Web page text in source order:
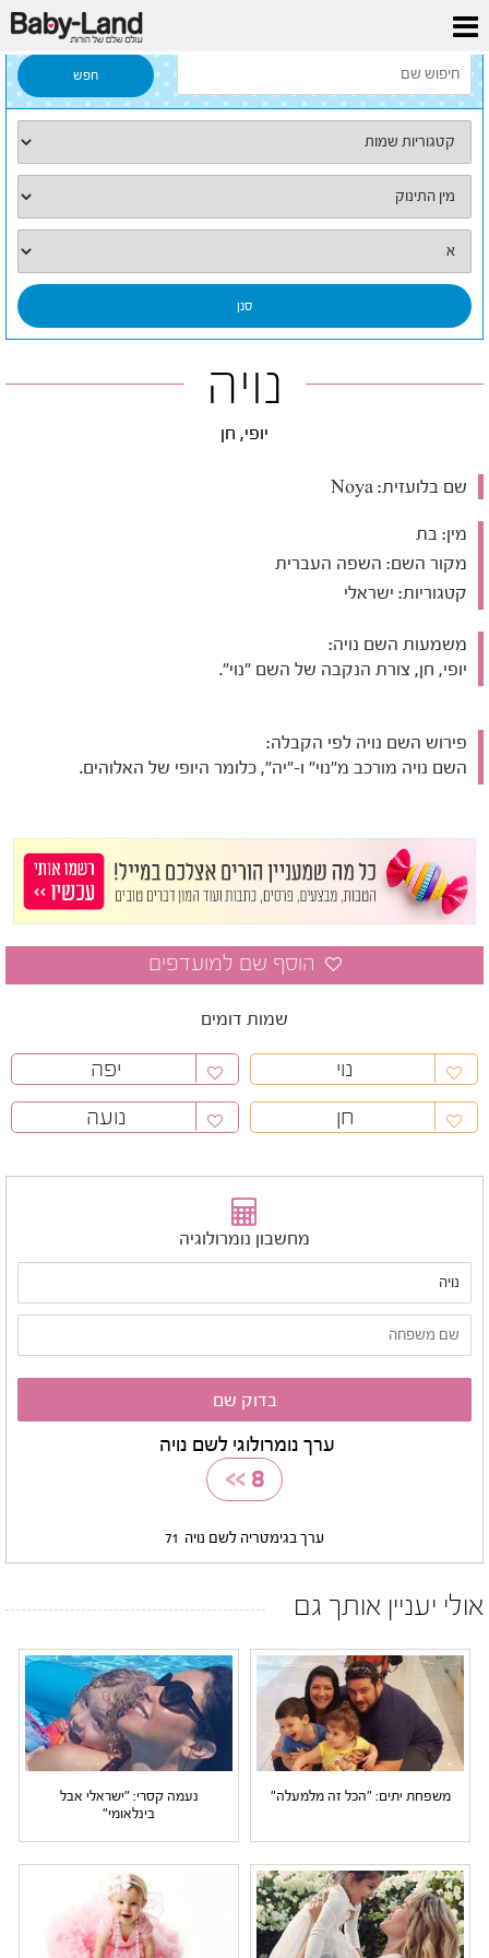
דף הבית
נויה
יופי, חן
שם בלועזית:
מין: בת
מקור השם: השפה העברית
קטגוריות: ישראלי
משמעות השם נויה:
יופי, חן, צורת הנקבה של השם "נוי".
פירוש השם נויה לפי הקבלה:
השם נויה מורכב מ"נוי" ו-"יה", כלומר היופי של האלוהים.
שמות דומים
נוי
יפה
חן
נועה
מחשבון נומרולוגיה
ערך נומרולוגי לשם נויה
8
>>
ערך בגימטריה לשם נויה 71
אולי יעניין אותך גם
משפחת יתים: "הכל זה מלמעלה"
נעמה קסרי: "ישראלי אבל
בינלאומי"